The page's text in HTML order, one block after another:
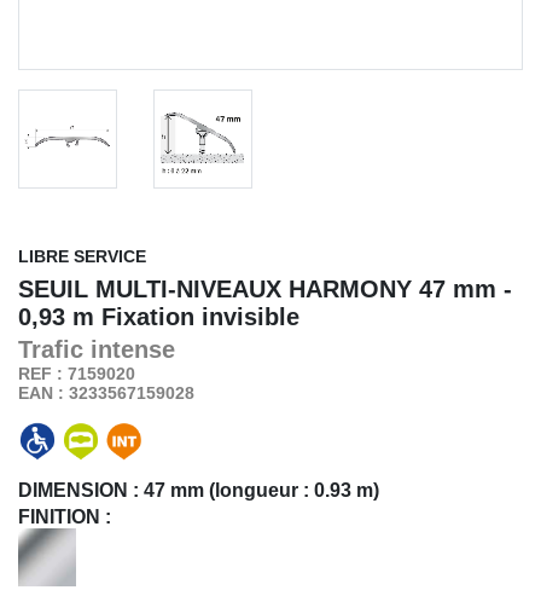
LIBRE SERVICE
SEUIL MULTI-NIVEAUX HARMONY 47 mm -
0,93 m Fixation invisible
Trafic intense
REF : 7159020
EAN : 3233567159028
DIMENSION : 47 mm (longueur : 0.93 m)
FINITION :